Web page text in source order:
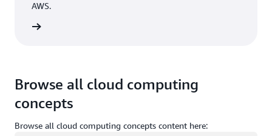
AWS.
Browse all cloud computing
concepts
Browse all cloud computing concepts content here: